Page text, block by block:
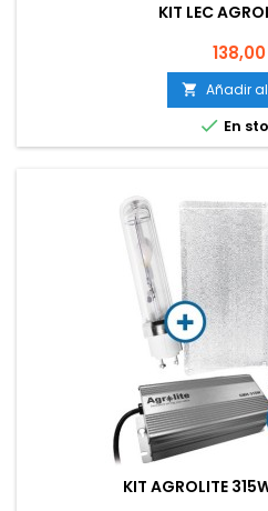
KIT LEC
Precio
 Añadir
 En
KIT AGROLITE